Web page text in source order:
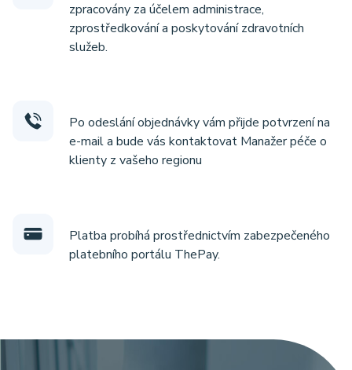
zpracovány za účelem administrace,
zprostředkování a poskytování zdravotních
služeb.
Po odeslání objednávky vám přijde potvrzení na
e-mail a bude vás kontaktovat Manažer péče o
klienty z vašeho regionu
Platba probíhá prostřednictvím zabezpečeného
platebního portálu ThePay.